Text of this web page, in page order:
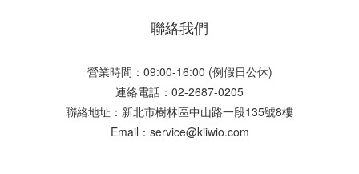
聯絡我們
營業時間：09:00-16:00 (例假日公休)
連絡電話：02-2687-0205
聯絡地址：新北市樹林區中山路一段135號8樓
Email：service@kiiwio.com